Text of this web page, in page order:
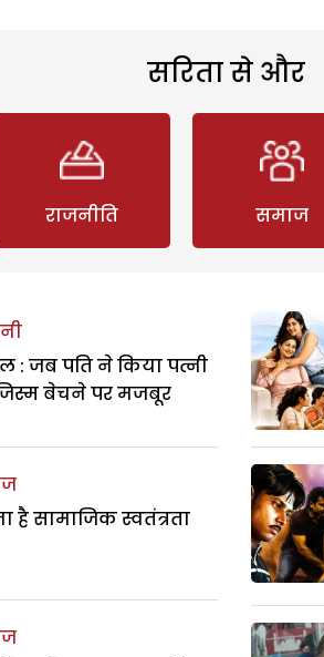
सरिता से और
राजनीति समाज
: जब पति ने किया पत्नी
बेचने पर मजबूर
है सामाजिक स्वतंत्रता